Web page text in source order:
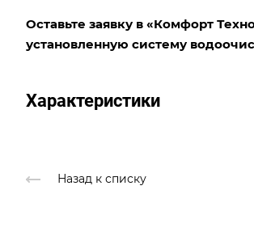
Оставьте заявку в «Комфорт
установленную систему
Характеристики
Назад к списку